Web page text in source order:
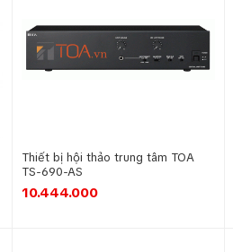
Thiết bị hội thảo trung tâm TOA
TS-690-AS
10.444.000